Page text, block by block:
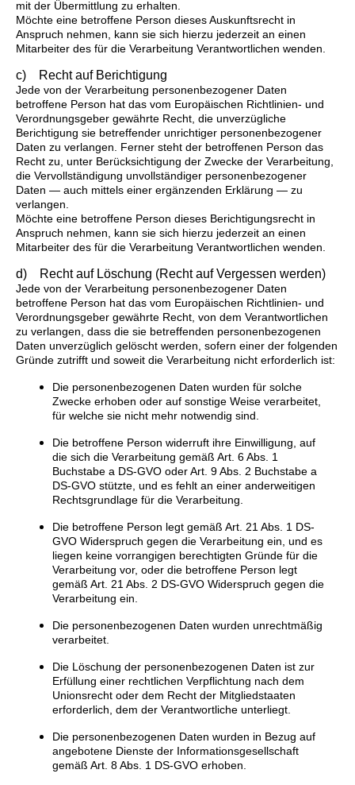
mit der Übermittlung zu erhalten.
Möchte eine betroffene Person dieses Auskunftsrecht in
Anspruch nehmen, kann sie sich hierzu jederzeit an einen
Mitarbeiter des für die Verarbeitung Verantwortlichen wenden.
c) Recht auf Berichtigung
Jede von der Verarbeitung personenbezogener Daten
betroffene Person hat das vom Europäischen Richtlinien- und
Verordnungsgeber gewährte Recht, die unverzügliche
Berichtigung sie betreffender unrichtiger personenbezogener
Daten zu verlangen. Ferner steht der betroffenen Person das
Recht zu, unter Berücksichtigung der Zwecke der Verarbeitung,
die Vervollständigung unvollständiger personenbezogener
Daten — auch mittels einer ergänzenden Erklärung — zu
verlangen.
Möchte eine betroffene Person dieses Berichtigungsrecht in
Anspruch nehmen, kann sie sich hierzu jederzeit an einen
Mitarbeiter des für die Verarbeitung Verantwortlichen wenden.
d) Recht auf Löschung (Recht auf Vergessen werden)
Jede von der Verarbeitung personenbezogener Daten
betroffene Person hat das vom Europäischen Richtlinien- und
Verordnungsgeber gewährte Recht, von dem Verantwortlichen
zu verlangen, dass die sie betreffenden personenbezogenen
Daten unverzüglich gelöscht werden, sofern einer der folgenden
Gründe zutrifft und soweit die Verarbeitung nicht erforderlich ist:
Die personenbezogenen Daten wurden für solche
Zwecke erhoben oder auf sonstige Weise verarbeitet,
für welche sie nicht mehr notwendig sind.
Die betroffene Person widerruft ihre Einwilligung, auf
die sich die Verarbeitung gemäß Art. 6 Abs. 1
Buchstabe a DS-GVO oder Art. 9 Abs. 2 Buchstabe a
DS-GVO stützte, und es fehlt an einer anderweitigen
Rechtsgrundlage für die Verarbeitung.
Die betroffene Person legt gemäß Art. 21 Abs. 1 DS-
GVO Widerspruch gegen die Verarbeitung ein, und es
liegen keine vorrangigen berechtigten Gründe für die
Verarbeitung vor, oder die betroffene Person legt
gemäß Art. 21 Abs. 2 DS-GVO Widerspruch gegen die
Verarbeitung ein.
Die personenbezogenen Daten wurden unrechtmäßig
verarbeitet.
Die Löschung der personenbezogenen Daten ist zur
Erfüllung einer rechtlichen Verpflichtung nach dem
Unionsrecht oder dem Recht der Mitgliedstaaten
erforderlich, dem der Verantwortliche unterliegt.
Die personenbezogenen Daten wurden in Bezug auf
angebotene Dienste der Informationsgesellschaft
gemäß Art. 8 Abs. 1 DS-GVO erhoben.